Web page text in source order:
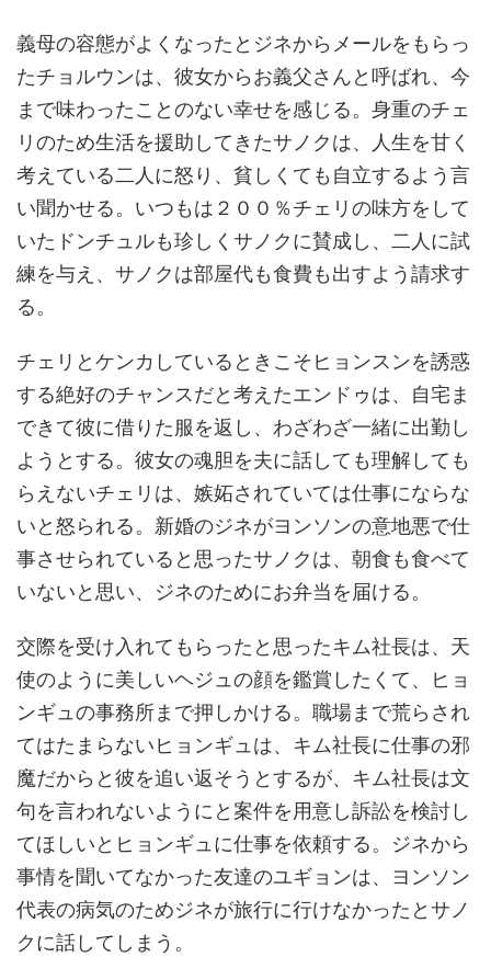
義母の容態がよくなったとジネからメールをもらっ
たチョルウンは、彼女からお義父さんと呼ばれ、今
まで味わったことのない幸せを感じる。身重のチェ
リのため生活を援助してきたサノクは、人生を甘く
考えている二人に怒り、貧しくても自立するよう言
い聞かせる。いつもは２００％チェリの味方をして
いたドンチュルも珍しくサノクに賛成し、二人に試
練を与え、サノクは部屋代も食費も出すよう請求す
る。
チェリとケンカしているときこそヒョンスンを誘惑
する絶好のチャンスだと考えたエンドゥは、自宅ま
できて彼に借りた服を返し、わざわざ一緒に出勤し
ようとする。彼女の魂胆を夫に話しても理解しても
らえないチェリは、嫉妬されていては仕事にならな
いと怒られる。新婚のジネがヨンソンの意地悪で仕
事させられていると思ったサノクは、朝食も食べて
いないと思い、ジネのためにお弁当を届ける。
交際を受け入れてもらったと思ったキム社長は、天
使のように美しいヘジュの顔を鑑賞したくて、ヒョ
ンギュの事務所まで押しかける。職場まで荒らされ
てはたまらないヒョンギュは、キム社長に仕事の邪
魔だからと彼を追い返そうとするが、キム社長は文
句を言われないようにと案件を用意し訴訟を検討し
てほしいとヒョンギュに仕事を依頼する。ジネから
事情を聞いてなかった友達のユギョンは、ヨンソン
代表の病気のためジネが旅行に行けなかったとサノ
クに話してしまう。